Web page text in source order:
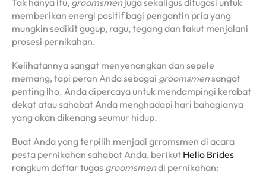
memberikan energi positif bagi pengantin pria yang
mungkin sedikit gugup, ragu, tegang dan takut menjalani
prosesi pernikahan.
Kelihatannya sangat menyenangkan dan sepele
memang, tapi peran Anda sebagai groomsmensangat
penting lho. Anda dipercaya untuk mendampingi kerabat
dekat atau sahabat Anda menghadapi hari bahagianya
yang akan dikenang seumur hidup.
Buat Anda yang terpilih menjadi grromsmen di acara
pesta pernikahan sahabat Anda, berikut Hello Brides
rangkum daftar tugas groomsmendi pernikahan: